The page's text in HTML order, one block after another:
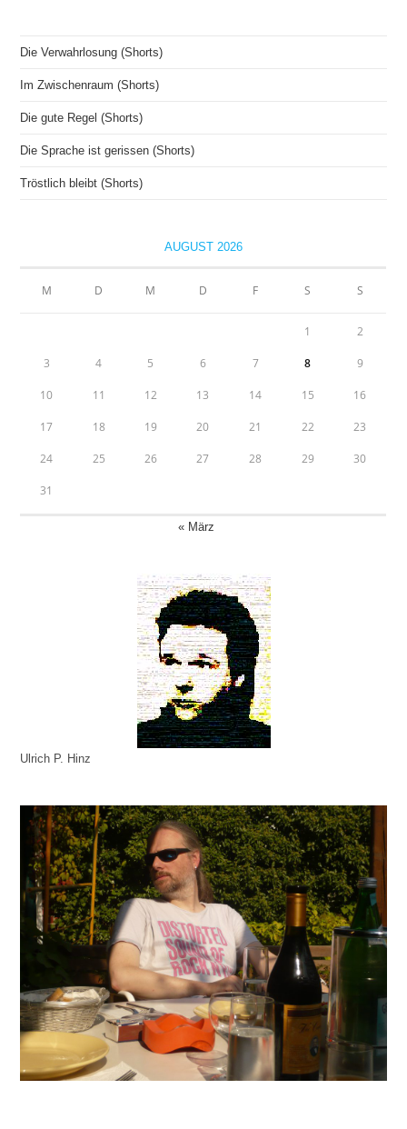
Die Verwahrlosung (Shorts)
Im Zwischenraum (Shorts)
Die gute Regel (Shorts)
Die Sprache ist gerissen (Shorts)
Tröstlich bleibt (Shorts)
AUGUST 2026
M D M D F S S
1 2
3 4 5 6 7 8 9
10 11 12 13 14 15 16
17 18 19 20 21 22 23
24 25 26 27 28 29 30
31
« März
Ulrich P. Hinz